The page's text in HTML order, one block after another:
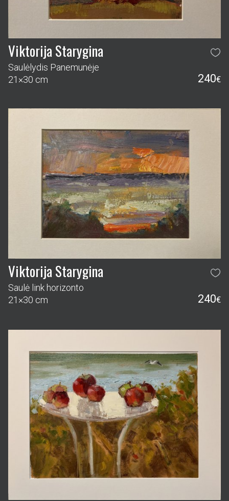
Viktorija Starygina
Saulėlydis Panemunėje
21×30 cm
240€
Viktorija Starygina
Saulė link horizonto
21×30 cm
240€